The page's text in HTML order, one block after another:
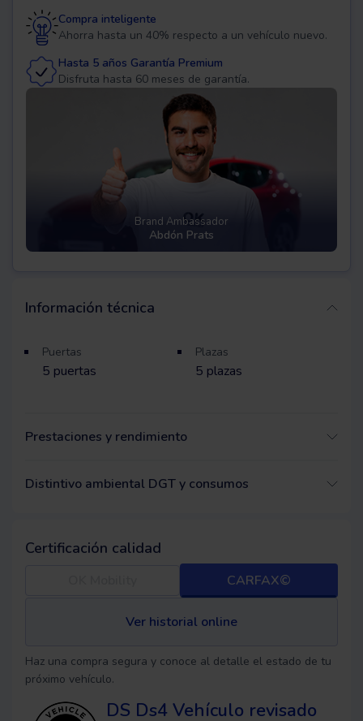
Compra inteligente
Ahorra hasta un 40% respecto a un vehículo nuevo.
Hasta 5 años Garantía Premium
Disfruta hasta 60 meses de garantía.
Brand Ambassador
Abdón Prats
Información técnica
Puertas
5 puertas
Plazas
5 plazas
Prestaciones y rendimiento
Distintivo ambiental DGT y consumos
Certificación calidad
CARFAX©
Ver historial online
Haz una compra segura y conoce al detalle el estado de tu
próximo vehículo.
DS Ds4 Vehículo revisado